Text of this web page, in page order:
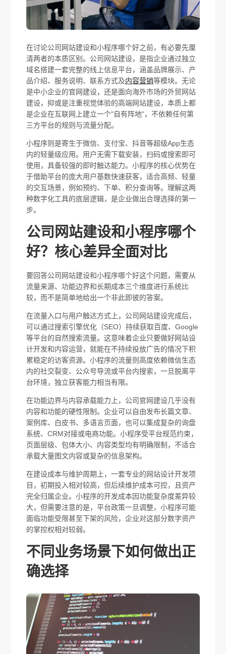
在讨论公司网站建设和小程序哪个好之前，有必要先厘
清两者的本质区别。公司网站建设，是指企业通过独立
域名搭建一套完整的线上信息平台，涵盖品牌展示、产
品介绍、服务说明、联系方式及内容营销等模块。无论
是中小企业的官网建设，还是面向海外市场的外贸网站
建设，抑或是注重视觉体验的高端网站建设，本质上都
是企业在互联网上建立一个"自有阵地"，不依赖任何第
三方平台的规则与流量分配。
小程序则是寄生于微信、支付宝、抖音等超级App生态
内的轻量级应用。用户无需下载安装，扫码或搜索即可
使用，具备较强的即时触达能力。小程序的核心优势在
于借助平台的庞大用户基数快速获客，适合高频、轻量
的交互场景，例如预约、下单、积分查询等。理解这两
种数字化工具的底层逻辑，是企业做出合理选择的第一
步。
公司网站建设和小程序哪个
好？核心差异全面对比
要回答公司网站建设和小程序哪个好这个问题，需要从
流量来源、功能边界和长期成本三个维度进行系统比
较，而不是简单地给出一个非此即彼的答案。
在流量入口与用户触达方式上，公司网站建设完成后，
可以通过搜索引擎优化（SEO）持续获取百度、Google
等平台的自然搜索流量。这意味着企业只要做好网站设
计开发和内容运营，就能在不持续投放广告的情况下积
累稳定的访客资源。小程序的流量则高度依赖微信生态
内的社交裂变、公众号导流或平台内搜索，一旦脱离平
台环境，独立获客能力相当有限。
在功能边界与内容承载能力上，公司官网建设几乎没有
内容和功能的硬性限制。企业可以自由发布长篇文章、
案例库、白皮书、多语言页面，也可以集成复杂的询盘
系统、CRM对接或电商功能。小程序受平台规范约束，
页面层级、包体大小、内容类型均有明确限制，不适合
承载大量图文内容或复杂的信息架构。
在建设成本与维护周期上，一套专业的网站设计开发项
目，初期投入相对较高，但后续维护成本可控，且资产
完全归属企业。小程序的开发成本因功能复杂度差异较
大，但需要注意的是，平台政策一旦调整，小程序可能
面临功能受限甚至下架的风险，企业对这部分数字资产
的掌控权相对较弱。
不同业务场景下如何做出正
确选择